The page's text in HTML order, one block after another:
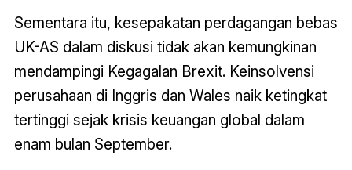
Sementara itu, kesepakatan perdagangan bebas
UK-AS dalam diskusi tidak akan kemungkinan
mendampingi Kegagalan Brexit. Keinsolvensi
perusahaan di Inggris dan Wales naik ketingkat
tertinggi sejak krisis keuangan global dalam
enam bulan September.